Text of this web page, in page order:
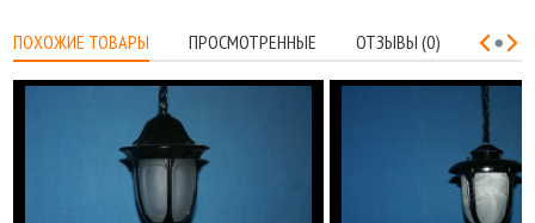
ПОХОЖИЕ ТОВАРЫ ПРОСМОТРЕННЫЕ ОТЗЫВЫ (0)